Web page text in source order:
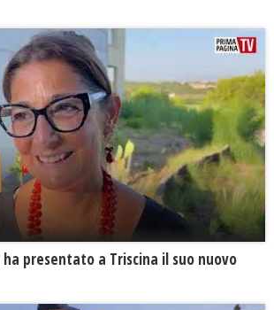
presentato a Triscina il suo nuovo